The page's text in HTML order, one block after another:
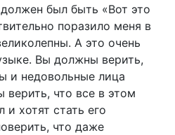
был быть «Вот это
поразило меня в
А это очень
Вы должны верить,
и недовольные лица
что все в этом
и хотят стать его
что даже